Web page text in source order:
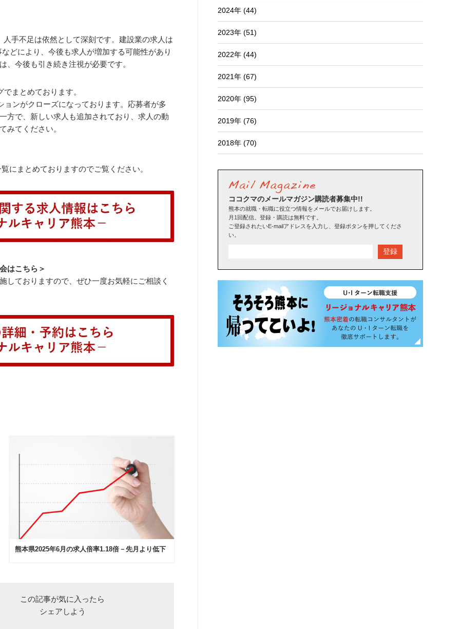
手不足は依然として深刻です。建設業の求人は
どにより、今後も求人が増加する可能性があり
、今後も引き続き注視が必要です。
まとめております。
ンがクローズになっております。応募者が多
方で、新しい求人も追加されており、求人の動
みてください。
にまとめておりますのでご覧ください。
はこちら＞
しておりますので、ぜひ一度お気軽にご相談く
熊本県2025年6月の求人倍率1.18倍－先月より低下
この記事が気に入ったら
シェアしよう
2024年 (44)
2023年 (51)
2022年 (44)
2021年 (67)
2020年 (95)
2019年 (76)
2018年 (70)
ココクマのメールマガジン購読者募集中!!
熊本の就職・転職に役立つ情報をメールでお届けします。
月1回配信。登録・購読は無料です。
ご登録されたいE-mailアドレスを入力し、登録ボタンを押してくださ
い。
登録